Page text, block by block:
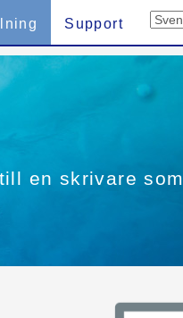
Support
en skrivare som